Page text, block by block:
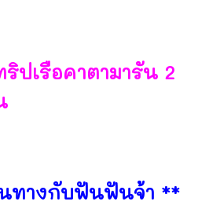
ปเรือคาตามารัน 2
ทางกับฟันฟันจ้า **